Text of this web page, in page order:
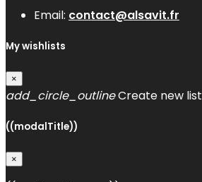
Email: contact@alsavit.fr
My wishlists
×
add_circle_outlineCreate new list
((modalTitle))
×